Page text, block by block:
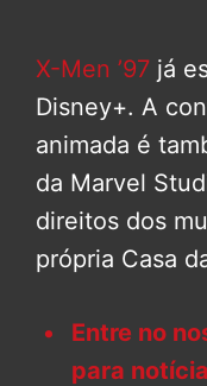
X-Men ’97 já
Disney+. A
animada é
da Marvel
direitos dos
própria Casa
Entre no
para